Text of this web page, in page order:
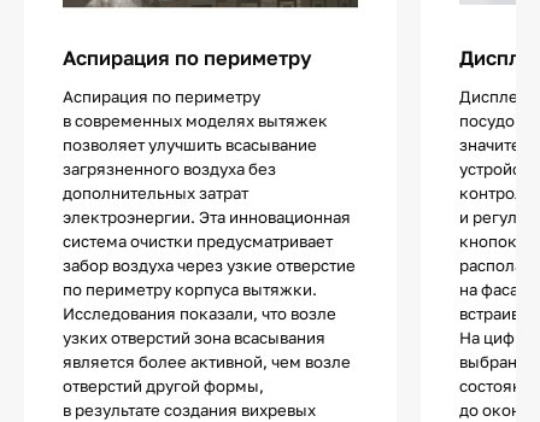
Аспирация по периметру
Аспирация по периметру
в современных моделях вытяжек
позволяет улучшить всасывание
загрязненного воздуха без
дополнительных затрат
электроэнергии. Эта инновационная
система очистки предусматривает
забор воздуха через узкие отверстие
по периметру корпуса вытяжки.
Исследования показали, что возле
узких отверстий зона всасывания
является более активной, чем возле
отверстий другой формы,
в результате создания вихревых
Дисплей
и
кнопок
на
На
до